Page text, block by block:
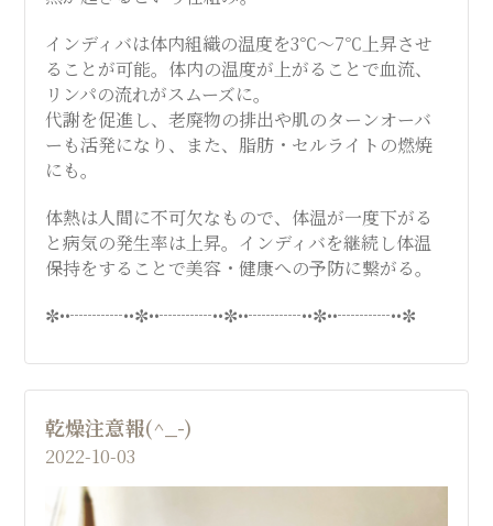
インディバは体内組織の温度を3℃～7℃上昇させ
ることが可能。体内の温度が上がることで血流、
リンパの流れがスムーズに。
代謝を促進し、老廃物の排出や肌のターンオーバ
ーも活発になり、また、脂肪・セルライトの燃焼
にも。
体熱は人間に不可欠なもので、体温が一度下がる
と病気の発生率は上昇。インディバを継続し体温
保持をすることで美容・健康への予防に繋がる。
✼••┈┈┈••✼••┈┈┈••✼••┈┈┈••✼••┈┈┈••✼
乾燥注意報(^_-)
2022-10-03